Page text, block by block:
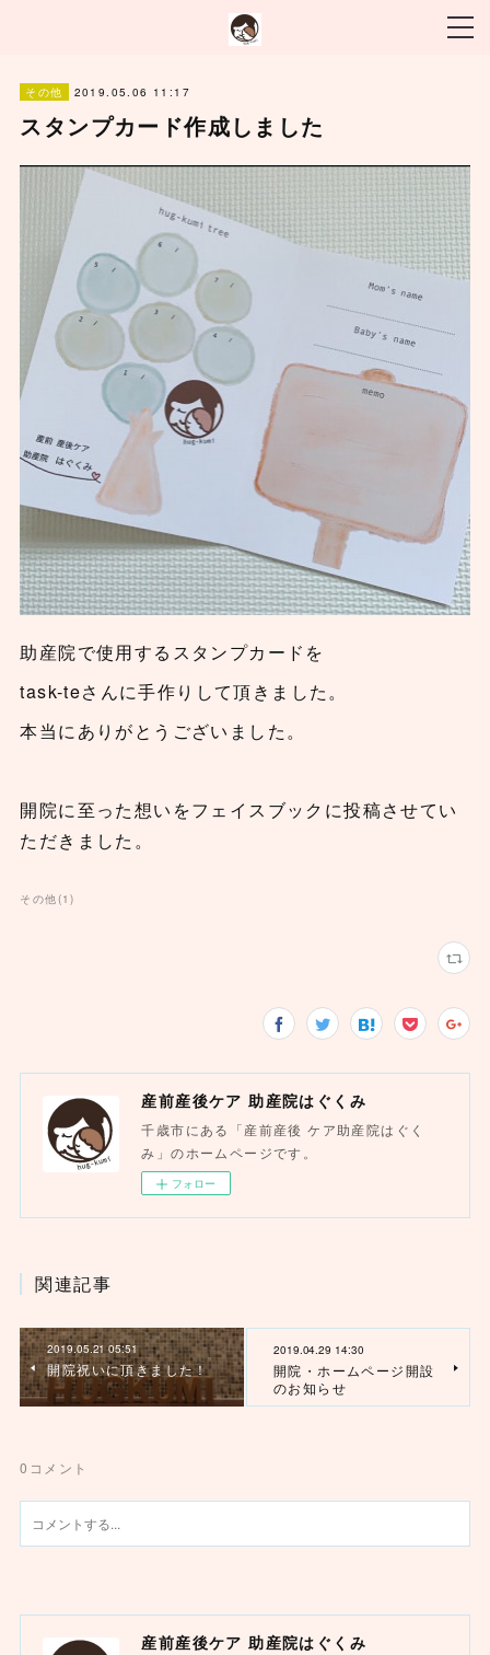
その他 2019.05.06 11:17
スタンプカード作成しました
助産院で使用するスタンプカードを
task-teさんに手作りして頂きました。
本当にありがとうございました。
開院に至った想いをフェイスブックに投稿させてい
ただきました。
その他(1)
産前産後ケア 助産院はぐくみ
千歳市にある「産前産後 ケア助産院はぐく
み」のホームページです。
フォロー
関連記事
2019.05.21 05:51
開院祝いに頂きました！
2019.04.29 14:30
開院・ホームページ開設
のお知らせ
0 コメント
産前産後ケア 助産院はぐくみ